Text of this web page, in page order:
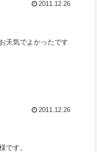
2011.12.26
天気でよかったです
2011.12.26
です。